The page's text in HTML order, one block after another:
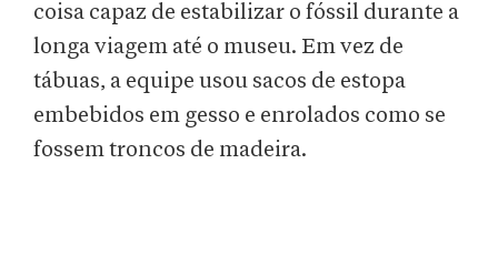
coisa capaz de estabilizar o fóssil durante a
longa viagem até o museu. Em vez de
tábuas, a equipe usou sacos de estopa
embebidos em gesso e enrolados como se
fossem troncos de madeira.